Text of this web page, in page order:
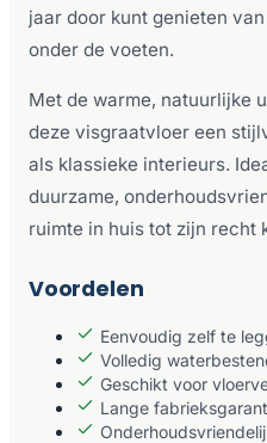
jaar door kunt genieten
onder de voeten.
Met de warme, natuurlijke
deze visgraatvloer een
als klassieke interieurs.
duurzame,
ruimte in huis tot zijn recht
Voordelen
Eenvoudig zelf te
Volledig
Geschikt voor
Lange